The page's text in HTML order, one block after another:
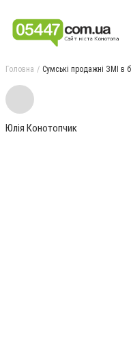
Головна Сумські продажні ЗМІ в
Юлія Конотопчик